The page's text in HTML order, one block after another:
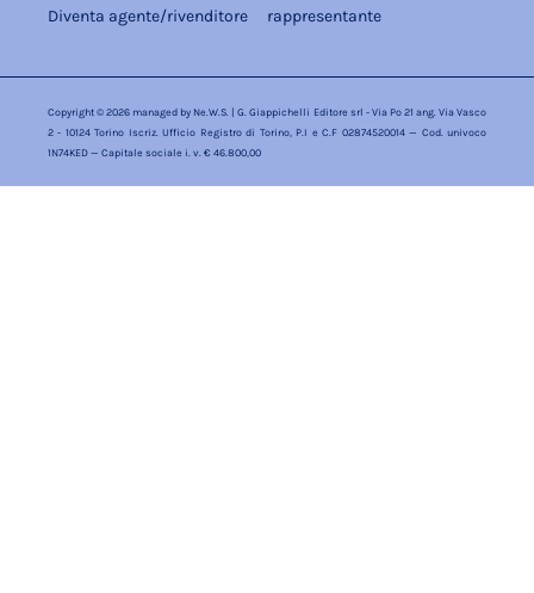
Diventa agente/rivenditore
rappresentante
Copyright © 2026 managed by Ne.W.S. | G. Giappichelli Editore srl - Via Po 21 ang. Via Vasco
2 - 10124 Torino Iscriz. Ufficio Registro di Torino, P.I e C.F 02874520014 — Cod. univoco
1N74KED — Capitale sociale i. v. € 46.800,00